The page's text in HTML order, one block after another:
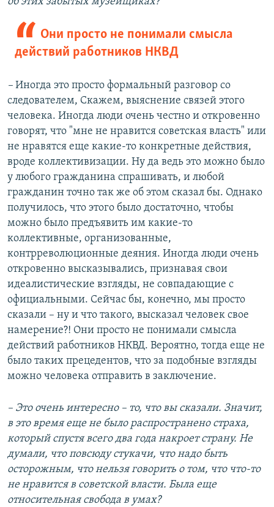
Они просто не понимали смысла
действий работников НКВД
– Иногда это просто формальный разговор со
следователем, Скажем, выяснение связей этого
человека. Иногда люди очень честно и откровенно
говорят, что "мне не нравится советская власть" или
не нравятся еще какие-то конкретные действия,
вроде коллективизации. Ну да ведь это можно было
у любого гражданина спрашивать, и любой
гражданин точно так же об этом сказал бы. Однако
получилось, что этого было достаточно, чтобы
можно было предъявить им какие-то
коллективные, организованные,
контрреволюционные деяния. Иногда люди очень
откровенно высказывались, признавая свои
идеалистические взгляды, не совпадающие с
официальными. Сейчас бы, конечно, мы просто
сказали – ну и что такого, высказал человек свое
намерение?! Они просто не понимали смысла
действий работников НКВД. Вероятно, тогда еще не
было таких прецедентов, что за подобные взгляды
можно человека отправить в заключение.
– Это очень интересно – то, что вы сказали. Значит,
в это время еще не было распространено страха,
который спустя всего два года накроет страну. Не
думали, что повсюду стукачи, что надо быть
осторожным, что нельзя говорить о том, что что-то
не нравится в советской власти. Была еще
относительная свобода в умах?